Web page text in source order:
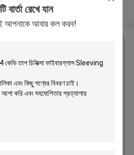
বার্তা রেখে যান
আপনাকে আবার কল করব!
আরো দেখুন
তাপ চিকিত্সা ফাইবারগ্লাস Sleeving